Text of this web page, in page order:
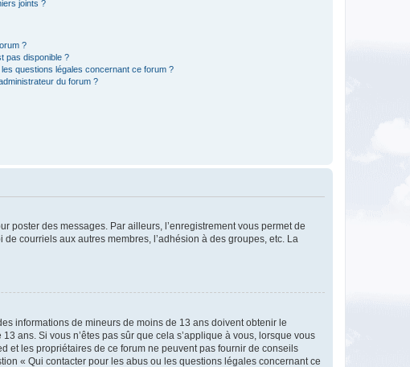
joints ?
?
pas disponible ?
questions légales concernant ce forum ?
du forum ?
poster des messages. Par ailleurs, l’enregistrement vous permet de
courriels aux autres membres, l’adhésion à des groupes, etc. La
informations de mineurs de moins de 13 ans doivent obtenir le
ans. Si vous n’êtes pas sûr que cela s’applique à vous, lorsque vous
et les propriétaires de ce forum ne peuvent pas fournir de conseils
« Qui contacter pour les abus ou les questions légales concernant ce